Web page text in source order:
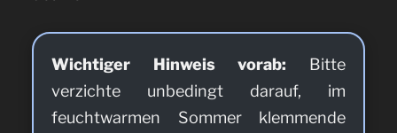
Wichtiger Hinweis vorab: Bitte
verzichte unbedingt darauf, im
feuchtwarmen Sommer klemmende